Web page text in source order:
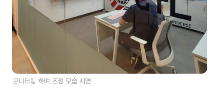
모니터링 하며 조정 모습 시연